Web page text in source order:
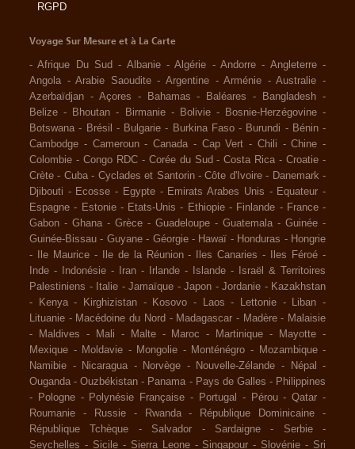
RGPD
Voyage Sur Mesure et à La Carte
-Afrique Du Sud - Albanie -Algérie -Andorre - Angleterre -
Angola -Arabie Saoudite -Argentine -Arménie -Australie -
Azerbaïdjan - Açores - Bahamas - Baléares - Bangladesh -
Belize - Bhoutan - Birmanie - Bolivie - Bosnie-Herzégovine -
Botswana - Brésil - Bulgarie - Burkina Faso - Burundi - Bénin -
Cambodge - Cameroun - Canada - Cap Vert - Chili -Chine -
Colombie - Congo RDC - Corée du Sud -Costa Rica -Croatie -
Crète - Cuba - Cyclades et Santorin -Côte d'Ivoire - Danemark -
Djibouti - Ecosse - Egypte - Emirats Arabes Unis - Equateur -
Espagne - Estonie - Etats-Unis - Ethiopie - Finlande - France -
Gabon - Ghana - Grèce - Guadeloupe - Guatemala - Guinée -
Guinée-Bissau - Guyane - Géorgie - Hawaï - Honduras - Hongrie
-
Ile Maurice - Ile de la Réunion - Iles Canaries - Iles Féroé -
Inde - Indonésie - Iran - Irlande - Islande -
Israël & Territoires
Palestiniens - Italie - Jamaïque - Japon - Jordanie - Kazakhstan
-
Kenya - Kirghizistan - Kosovo - Laos - Lettonie - Liban -
Lituanie - Macédoine du Nord - Madagascar - Madère - Malaisie
-
Maldives - Mali - Malte - Maroc - Martinique - Mayotte -
Mexique - Moldavie - Mongolie - Monténégro - Mozambique -
Namibie - Nicaragua - Norvège - Nouvelle-Zélande - Népal
-
Ouganda -Ouzbékistan - Panama - Pays de Galles - Philippines
-
Pologne - Polynésie Française - Portugal - Pérou -Qatar -
Roumanie
- Russie - Rwanda - République Dominicaine
-
République Tchèque
- Salvador - Sardaigne - Serbie
-
Seychelles - Sicile - Sierra Leone - Singapour - Slovénie - Sri